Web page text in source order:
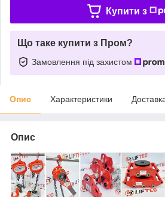
Купити з
Що таке купити з Пром?
Замовлення під захистом
Опис Характеристики
Опис